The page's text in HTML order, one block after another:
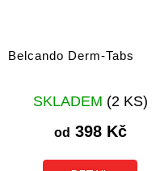
Belcando Derm-Tabs
Průměrné
hodnocení
produktu
je
SKLADEM (2 KS)
od 398 Kč